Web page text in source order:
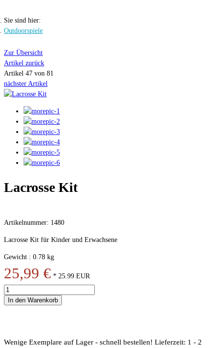
Sie sind hier:
Outdoorspiele
Zur Übersicht
Artikel zurück
Artikel 47 von 81
nächster Artikel
Lacrosse Kit
Artikelnummer: 1480
Lacrosse Kit für Kinder und Erwachsene
Gewicht : 0.78 kg
25,99 € * 25.99 EUR
In den Warenkorb
Wenige Exemplare auf Lager - schnell bestellen! Lieferzeit: 1 - 2